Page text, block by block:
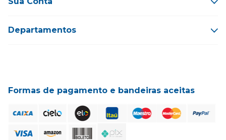
Departamentos
Formas de pagamento e bandeiras aceitas